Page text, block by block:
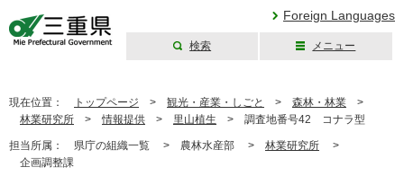
Foreign Languages
検索 メニュー
現在位置： トップページ > 観光・産業・しごと > 森林・林業 >
林業研究所 > 情報提供 > 里山植生 > 調査地番号42 コナラ型
担当所属： 県庁の組織一覧 > 農林水産部 > 林業研究所 >
企画調整課